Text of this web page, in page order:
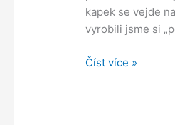
kapek se vejde
vyrobili jsme si
Bádáme,
Číst více »